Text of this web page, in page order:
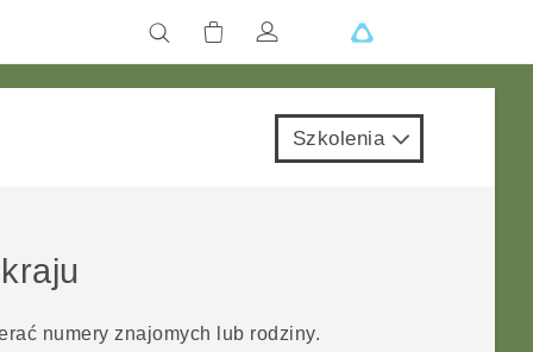
Szkolenia
numery znajomych lub rodziny.